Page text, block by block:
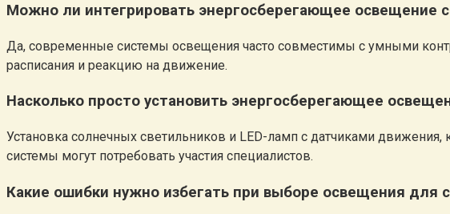
Можно ли интегрировать энергосберегающее освещение
Да, современные системы освещения часто совместимы с умными
расписания и реакцию на движение.
Насколько просто установить энергосберегающее
Установка солнечных светильников и LED-ламп с датчиками
системы могут потребовать участия специалистов.
Какие ошибки нужно избегать при выборе освещения для